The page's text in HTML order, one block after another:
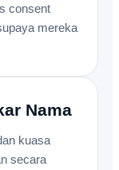
consent
mereka
Nama
kuasa
secara